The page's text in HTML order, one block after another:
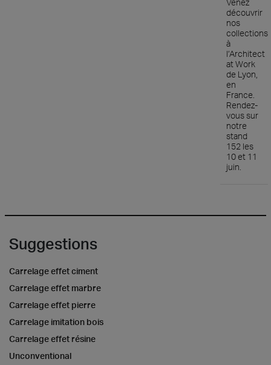
découvrir
nos
collections
à
l’Architect
at Work
de Lyon,
en
France.
Rendez-
vous sur
notre
stand
152 les
10 et 11
juin.
Suggestions
Carrelage effet ciment
Carrelage effet marbre
Carrelage effet pierre
Carrelage imitation bois
Carrelage effet résine
Unconventional